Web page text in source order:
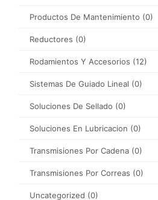
Productos De Mantenimiento (0)
Reductores (0)
Rodamientos Y Accesorios (12)
Sistemas De Guiado Lineal (0)
Soluciones De Sellado (0)
Soluciones En Lubricacion (0)
Transmisiones Por Cadena (0)
Transmisiones Por Correas (0)
Uncategorized (0)